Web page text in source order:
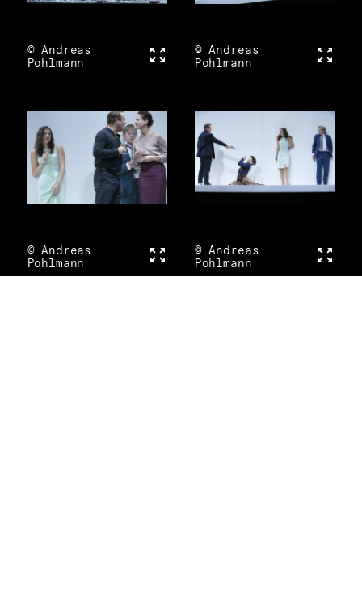
Vollbild
© Andreas
Pohlmann
© Andreas
Pohlmann
Vollbild
© Andreas
Pohlmann
© Andreas
Pohlmann